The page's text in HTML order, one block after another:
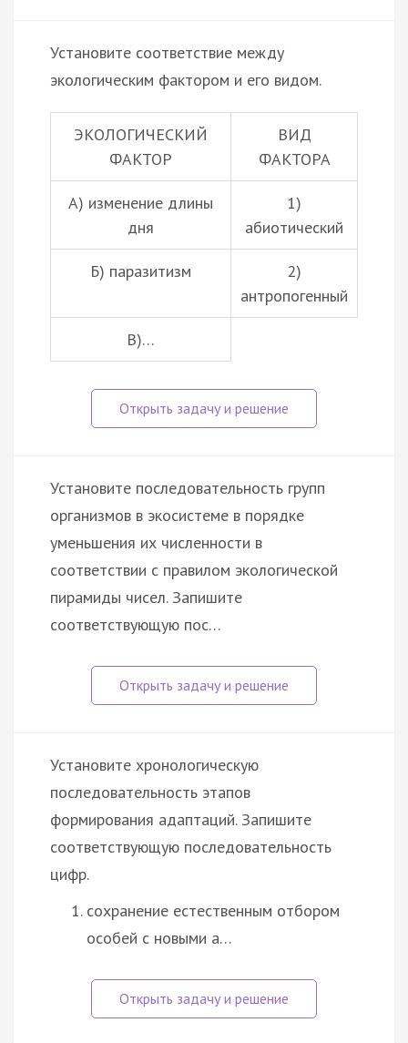
Установите соответствие между
экологическим фактором и его видом.
ЭКОЛОГИЧЕСКИЙ
ФАКТОР
ВИД
ФАКТОРА
А) изменение длины
дня
1)
абиотический
Б) паразитизм
2)
антропогенный
В)…
Установите последовательность групп
организмов в экосистеме в порядке
уменьшения их численности в
соответствии с правилом экологической
пирамиды чисел. Запишите
соответствующую пос…
Установите хронологическую
последовательность этапов
формирования адаптаций. Запишите
соответствующую последовательность
цифр.
сохранение естественным отбором
особей с новыми а…